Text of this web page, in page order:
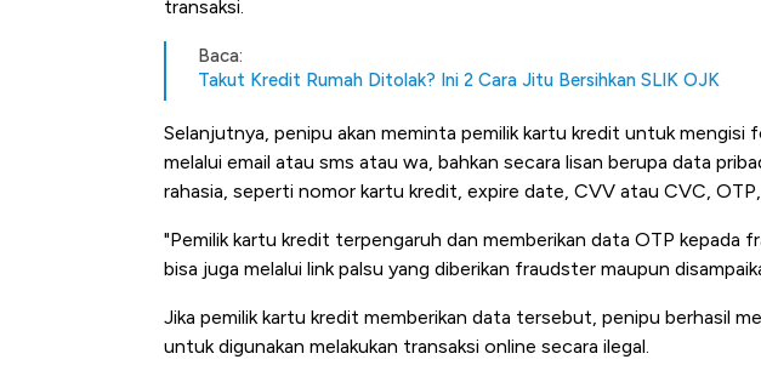
transaksi.
Baca:
Takut Kredit Rumah Ditolak? Ini 2 Cara Jitu Bersihkan SLIK OJK
Selanjutnya, penipu akan meminta pemilik kartu kredit untuk mengisi
melalui email atau sms atau wa, bahkan secara lisan berupa data
rahasia, seperti nomor kartu kredit, expire date, CVV atau CVC, OTP,
"Pemilik kartu kredit terpengaruh dan memberikan data OTP kepada
bisa juga melalui link palsu yang diberikan fraudster maupun
Jika pemilik kartu kredit memberikan data tersebut, penipu berhasil
untuk digunakan melakukan transaksi online secara ilegal.